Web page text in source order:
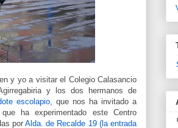
y yo a visitar el Colegio Calasancio
y los dos hermanos de
escolapio,
que nos ha invitado a
ha experimentado este Centro
por Alda. de Recalde 19 (la entrada